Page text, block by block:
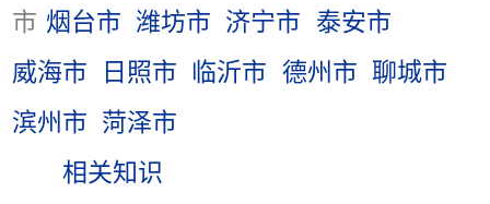
市 烟台市 潍坊市 济宁市
泰安市
威海市
日照市 临沂市 德州市 聊城市
滨州市 菏泽市
相关知识